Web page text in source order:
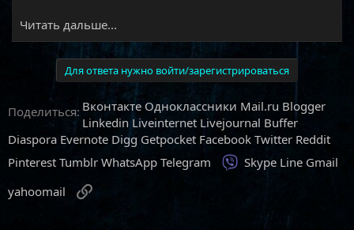
Читать дальше...
Для ответа нужно войти/зарегистрироваться
Поделиться: Вконтакте Одноклассники Mail.ru Blogger
Linkedin Liveinternet Livejournal Buffer
Diaspora Evernote Digg Getpocket Facebook Twitter Reddit
Pinterest Tumblr WhatsApp Telegram Viber
Skype Line Gmail
yahoomail